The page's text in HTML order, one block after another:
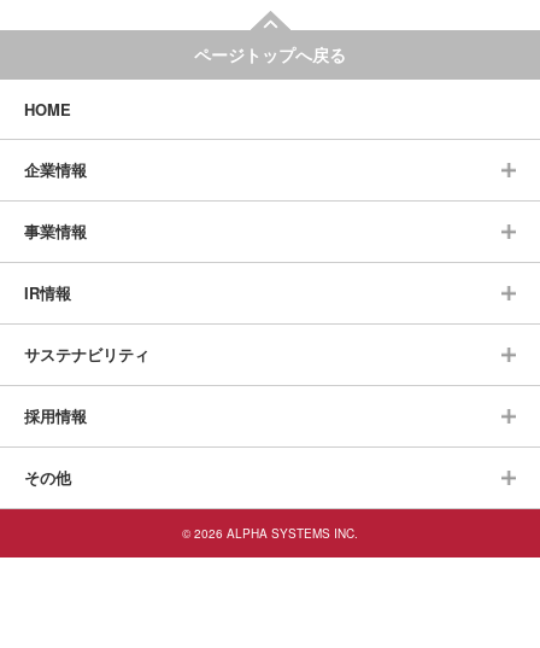
ページトップへ戻る
HOME
企業情報
事業情報
IR情報
サステナビリティ
採用情報
その他
© 2026 ALPHA SYSTEMS INC.